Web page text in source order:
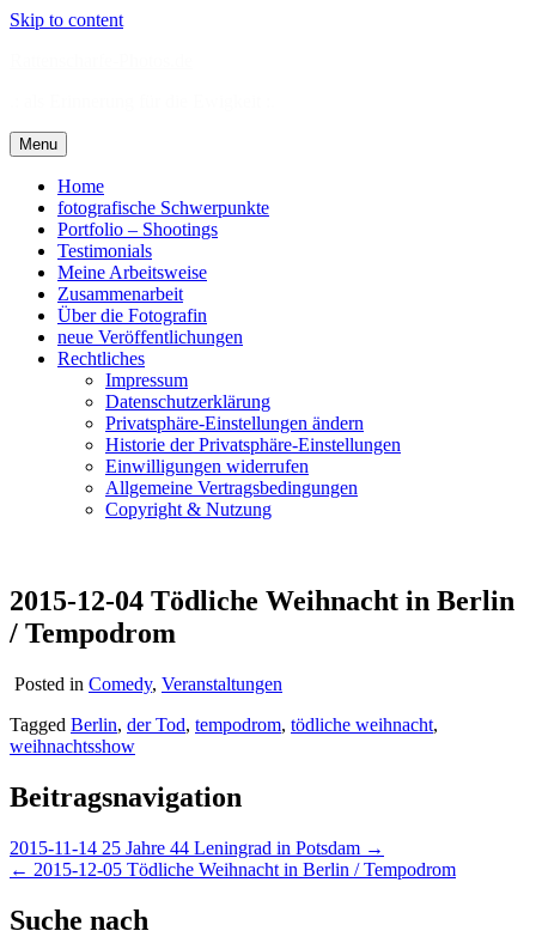
Skip to content
Menu
Home
fotografische Schwerpunkte
Portfolio – Shootings
Testimonials
Meine Arbeitsweise
Zusammenarbeit
Über die Fotografin
neue Veröffentlichungen
Rechtliches
Impressum
Datenschutzerklärung
Privatsphäre-Einstellungen ändern
Historie der Privatsphäre-Einstellungen
Einwilligungen widerrufen
Allgemeine Vertragsbedingungen
Copyright & Nutzung
2015-12-04 Tödliche Weihnacht in Berlin
/ Tempodrom
Posted in Comedy, Veranstaltungen
Tagged Berlin, der Tod, tempodrom, tödliche weihnacht,
weihnachtsshow
Beitragsnavigation
2015-11-14 25 Jahre 44 Leningrad in Potsdam →
← 2015-12-05 Tödliche Weihnacht in Berlin / Tempodrom
Suche nach